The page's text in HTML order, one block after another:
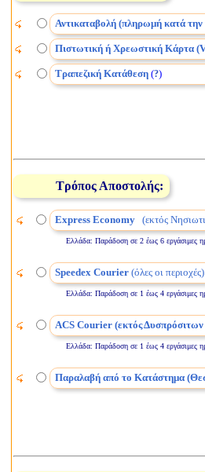
Αντικαταβολή (πληρωμή κατά
Πιστωτική ή Χρεωστική Κάρτα
Τραπεζική Κατάθεση(?)
Τρόπος Αποστολής:
Express Economy(εκτός
Ελλάδα: Παράδοση σε 2 έως 6 εργάσιμες
Speedex Courier(όλες οι περιοχές)
Ελλάδα: Παράδοση σε 1 έως 4 εργάσιμες
ACS Courier (εκτός
Ελλάδα: Παράδοση σε 1 έως 4 εργάσιμες
Παραλαβή από το Κατάστημα